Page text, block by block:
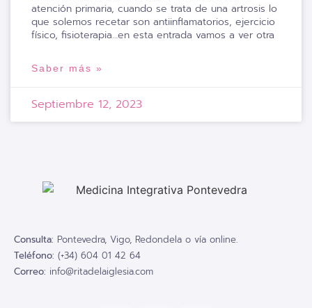
atención primaria, cuando se trata de una artrosis lo
que solemos recetar son antiinflamatorios, ejercicio
físico, fisioterapia…en esta entrada vamos a ver otra
Saber más »
Septiembre 12, 2023
Consulta: Pontevedra, Vigo, Redondela o vía online.
Teléfono: (+34) 604 01 42 64
Correo: info@ritadelaiglesia.com